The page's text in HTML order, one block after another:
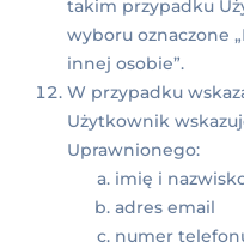
takim przypadku
wyboru oznaczone
innej osobie”.
W przypadku
Użytkownik
Uprawnionego:
imię i
adres email
numer